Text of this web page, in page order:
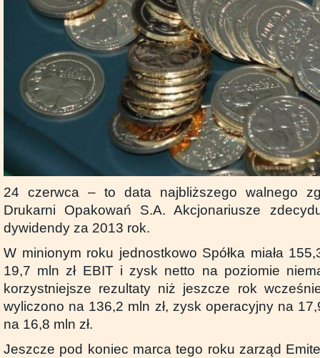
24 czerwca – to data najbliższego walnego
Drukarni Opakowań S.A. Akcjonariusze
dywidendy za 2013 rok.
W minionym roku jednostkowo Spółka miała
19,7 mln zł EBIT i zysk netto na poziomie
korzystniejsze rezultaty niż jeszcze rok
wyliczono na 136,2 mln zł, zysk operacyjny na
na 16,8 mln zł.
Jeszcze pod koniec marca tego roku zarząd